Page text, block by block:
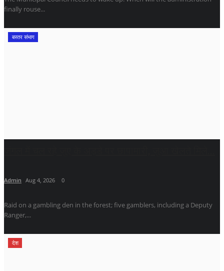
finally rouse...
बस्तर संभाग
Admin Aug 4, 2026 0
Raid on a gambling den in the forest; five gamblers, including a Deputy
Ranger,...
देश